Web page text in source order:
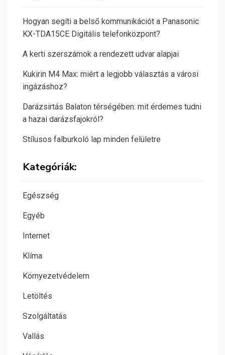
Hogyan segíti a belső kommunikációt a Panasonic
KX-TDA15CE Digitális telefonközpont?
A kerti szerszámok a rendezett udvar alapjai
Kukirin M4 Max: miért a legjobb választás a városi
ingázáshoz?
Darázsirtás Balaton térségében: mit érdemes tudni
a hazai darázsfajokról?
Stílusos falburkoló lap minden felületre
Kategóriák:
Egészség
Egyéb
Internet
Klíma
Környezetvédelem
Letöltés
Szolgáltatás
Vallás